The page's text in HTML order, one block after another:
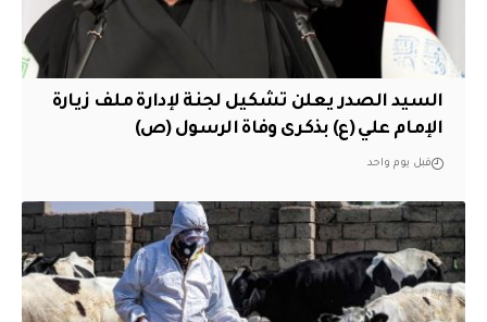
السيد الصدر يعلن تشكيل لجنة لإدارة ملف زيارة
الإمام علي (ع) بذكرى وفاة الرسول (ص)
قبل يوم واحد